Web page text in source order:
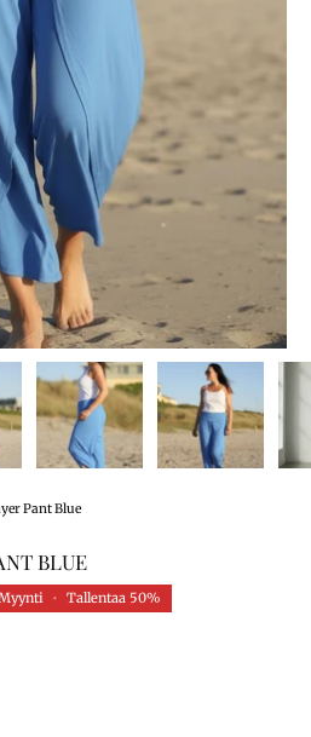
Pant Blue
BLUE
• Tallentaa 50%